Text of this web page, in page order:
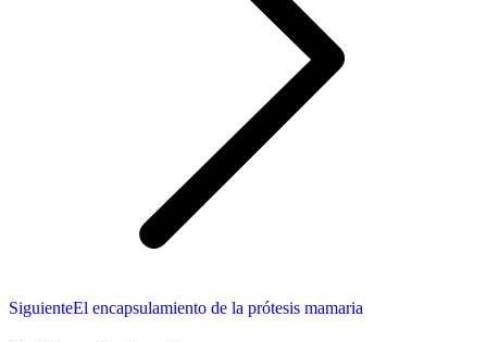
SiguientePublicación
El encapsulamiento de la prótesis mamaria